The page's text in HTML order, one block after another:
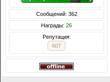
Сообщений: 362
Награды: 26
Репутация:
607